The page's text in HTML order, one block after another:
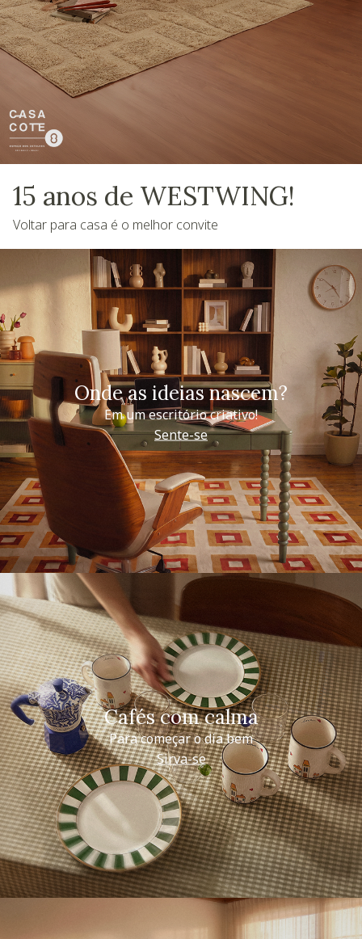
15 anos de WESTWING!
Voltar para casa é o melhor convite
Onde as ideias nascem?
Em um escritório criativo!
Sente-se
Cafés com calma
Para começar o dia bem
Sirva-se